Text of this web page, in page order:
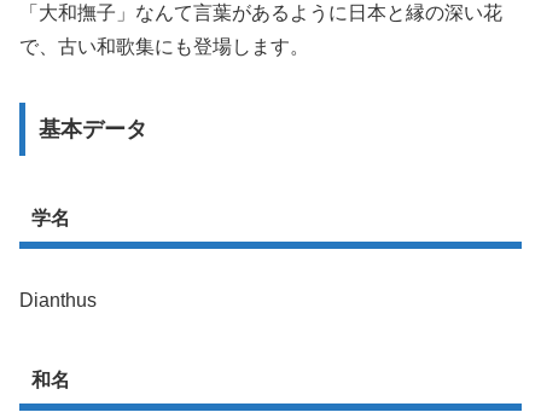
「大和撫子」なんて言葉があるように日本と縁の深い花
で、古い和歌集にも登場します。
基本データ
学名
Dianthus
和名